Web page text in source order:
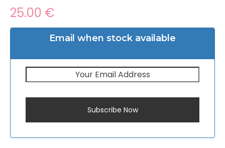
25.00 €
Email when stock available
Subscribe Now